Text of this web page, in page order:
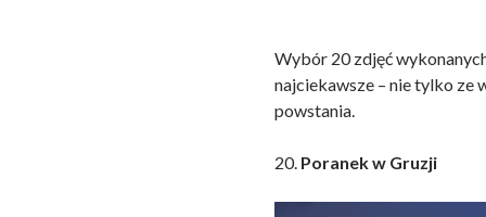
Wybór 20 zdjęć
najciekawsze – nie tylko ze
powstania.
20. Poranek w Gruzji